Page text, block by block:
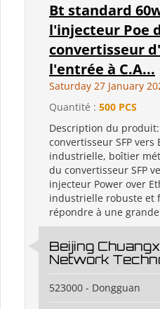
Bt standard
l'injecteur Poe
convertisseur
l'entrée à C.A...
Saturday 27 January
Quantité : 500 PCS
Description du
convertisseur SFP
industrielle, boîtier
du convertisseur SFP
injecteur Power over
industrielle robuste et
répondre à une
Beijing
Network
523000 - Dongguan